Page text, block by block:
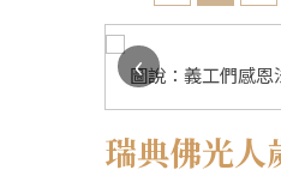
圖說：義工們感
‹
瑞典佛光